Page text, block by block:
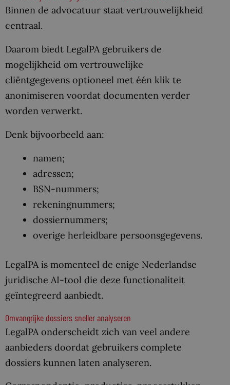
Binnen de advocatuur staat vertrouwelijkheid
centraal.
Daarom biedt LegalPA gebruikers de
mogelijkheid om vertrouwelijke
cliëntgegevens optioneel met één klik te
anonimiseren voordat documenten verder
worden verwerkt.
Denk bijvoorbeeld aan:
namen;
adressen;
BSN-nummers;
rekeningnummers;
dossiernummers;
overige herleidbare persoonsgegevens.
LegalPA is momenteel de enige Nederlandse
juridische AI-tool die deze functionaliteit
geïntegreerd aanbiedt.
Omvangrijke dossiers sneller analyseren
LegalPA onderscheidt zich van veel andere
aanbieders doordat gebruikers complete
dossiers kunnen laten analyseren.